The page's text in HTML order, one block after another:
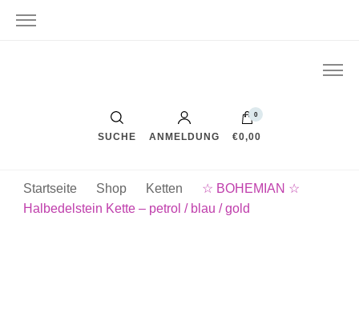
SUCHE ANMELDUNG
0
€0,00
Startseite Shop Ketten
☆ BOHEMIAN ☆
Halbedelstein Kette – petrol / blau / gold